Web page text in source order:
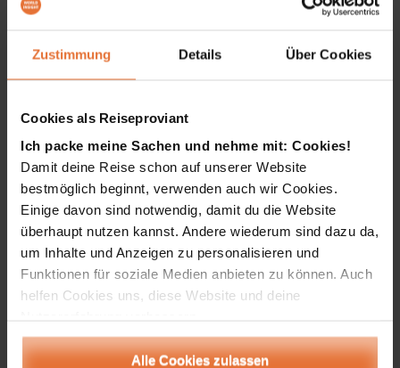
Zustimmung Details Über Cookies
Cookies als Reiseproviant
Ich packe meine Sachen und nehme mit: Cookies!
Damit deine Reise schon auf unserer Website
bestmöglich beginnt, verwenden auch wir Cookies.
Einige davon sind notwendig, damit du die Website
überhaupt nutzen kannst. Andere wiederum sind dazu da,
um Inhalte und Anzeigen zu personalisieren und
Funktionen für soziale Medien anbieten zu können. Auch
helfen Cookies uns, diese Website und deine
Alle Cookies zulassen
Mit WORLD INSIGHT nach
Geh doch dahin, wo der Pfeffer wächst – und
zwar nach Madagaskar! Die Insel hat neben
einer einzigartigen Tier- und Pflanzenwelt
nämlich auch beeindruckende Baum- und
Felslandschaften zu bieten. Kulturangebote
und Treffen mit Einheimischen, sowie
Entspannungen am Strand kommen bei einer
Reise auf der afrikanischen Insel auch nicht
» zu unseren Madagaskar Rundreisen